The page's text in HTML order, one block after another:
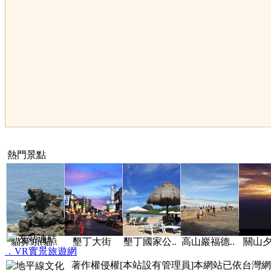
熱門景點
貓鼻頭(貓.. 墾丁大街 墾丁國家公.. 高山巖福德.. 關山
友站連結
．VR實景旅遊網
著作權侵權[本站設有管理員]本網站已依台灣